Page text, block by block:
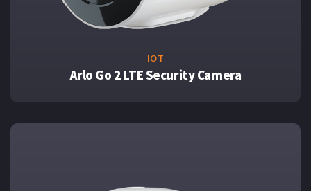
IOT
Arlo Go 2 LTE Security Camera